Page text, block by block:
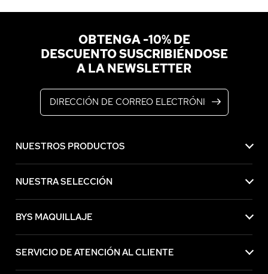
OBTENGA -10% DE
DESCUENTO SUSCRIBIÉNDOSE
A LA NEWSLETTER
NUESTROS PRODUCTOS
NUESTRA SELECCIÓN
BYS MAQUILLAJE
SERVICIO DE ATENCIÓN AL CLIENTE